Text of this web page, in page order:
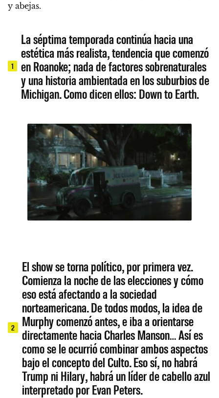
y abejas.
1
La séptima temporada continúa hacia una
estética más realista, tendencia que comenzó
en Roanoke; nada de factores sobrenaturales
y una historia ambientada en los suburbios de
Michigan. Como dicen ellos: Down to Earth.
2
El show se torna político, por primera vez.
Comienza la noche de las elecciones y cómo
eso está afectando a la sociedad
norteamericana. De todos modos, la idea de
Murphy comenzó antes, e iba a orientarse
directamente hacia Charles Manson… Así es
como se le ocurrió combinar ambos aspectos
bajo el concepto del Culto. Eso sí, no habrá
Trump ni Hilary, habrá un líder de cabello azul
interpretado por Evan Peters.